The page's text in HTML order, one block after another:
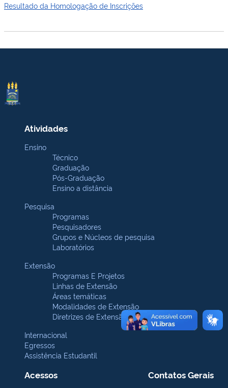
Resultado da Homologação de Inscrições
Atividades
Ensino
Técnico
Graduação
Pós-Graduação
Ensino a distância
Pesquisa
Programas
Pesquisadores
Grupos e Núcleos de pesquisa
Laboratórios
Extensão
Programas E Projetos
Linhas de Extensão
Áreas temáticas
Modalidades de Extensão
Diretrizes de Extensão
Internacional
Egressos
Assistência Estudantil
Acessos Contatos Gerais